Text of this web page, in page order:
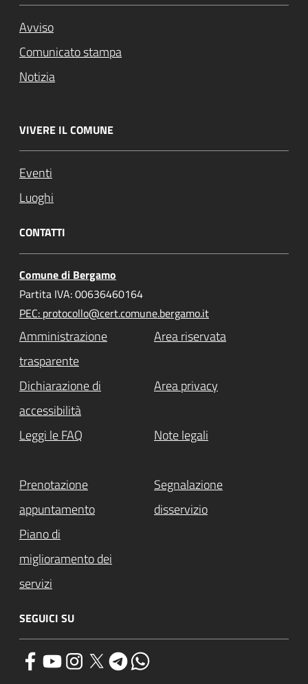
Avviso
Comunicato stampa
Notizia
VIVERE IL COMUNE
Eventi
Luoghi
CONTATTI
Comune di Bergamo
Partita IVA: 00636460164
PEC: protocollo@cert.comune.bergamo.it
Amministrazione
trasparente
Area riservata
Dichiarazione di
accessibilità
Area privacy
Leggi le FAQ Note legali
Prenotazione
appuntamento
Segnalazione
disservizio
Piano di
miglioramento dei
servizi
SEGUICI SU